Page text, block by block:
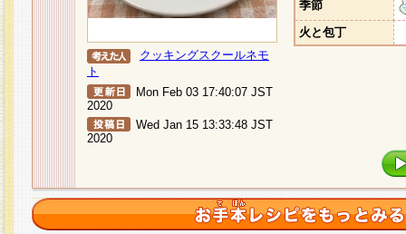
クッキングスクールネモ
ト
Mon Feb 03 17:40:07 JST
2020
Wed Jan 15 13:33:48 JST
2020
季節
火と包丁